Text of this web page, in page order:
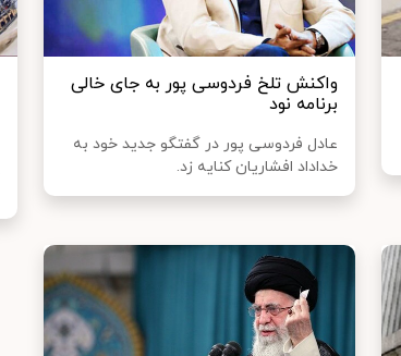
واکنش تلخ فردوسی‌ پور به جای خالی
برنامه نود
عادل فردوسی پور در گفتگو جدید خود به
خداداد افشاریان کنایه زد.